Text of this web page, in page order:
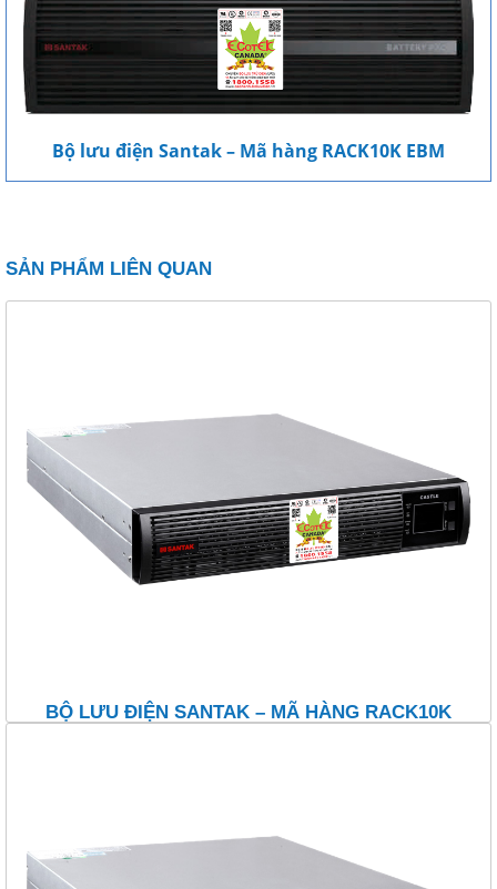
Bộ lưu điện Santak – Mã hàng RACK10K EBM
SẢN PHẨM LIÊN QUAN
BỘ LƯU ĐIỆN SANTAK – MÃ HÀNG RACK10K